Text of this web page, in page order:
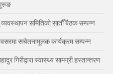
गुरुङ
व्यवस्थापन समितिको सातौँ बैठक सम्पन्न
सचेतनामूलक कार्यक्रम सम्पन्न
गिरीद्वारा स्वास्थ्य सामग्री हस्तान्तरण